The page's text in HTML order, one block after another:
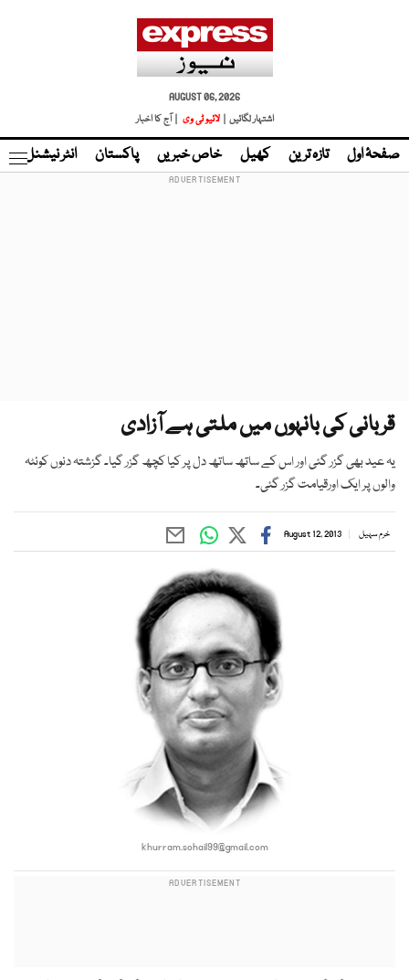
AUGUST 06, 2026
اشتہار لگائیں |
لائیو ٹی وی | آج کا اخبار
صفحۂ اول تازہ ترین کھیل خاص خبریں پاکستان انٹر نیشنل
قربانی کی بانہوں میں ملتی ہے آزادی
یہ عید بھی گزر گئی اور اس کے ساتھ ساتھ دل پر کیا کچھ گزر گیا۔ گزشتہ دنوں کوئٹہ
والوں پر ایک اورقیامت گزر گئی۔
خرم سہیل August 12, 2013
khurram.sohail99@gmail.com